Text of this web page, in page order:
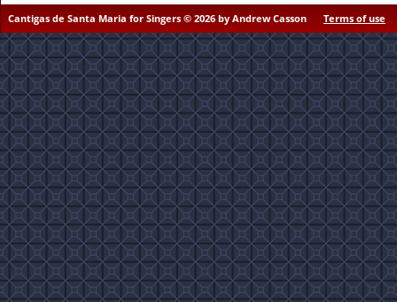
Cantigas de Santa Maria for Singers © 2026 by Andrew Casson Terms of use